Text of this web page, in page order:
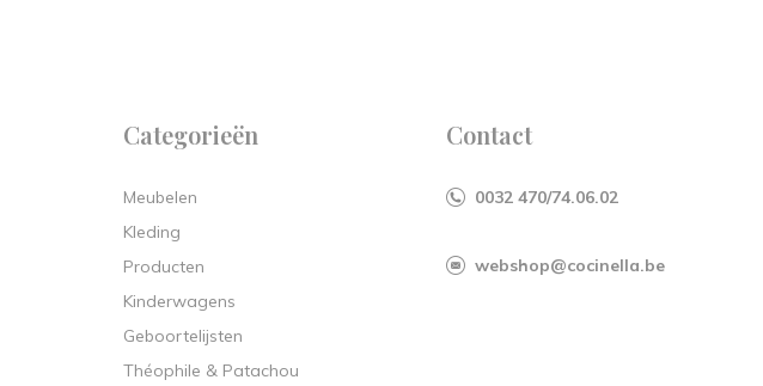
Categorieën
Meubelen
Kleding
Producten
Kinderwagens
Geboortelijsten
Théophile & Patachou
Contact
0032 470/74.06.02
webshop@cocinella.be